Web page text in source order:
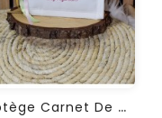
P
Rotège Carnet De Santé...